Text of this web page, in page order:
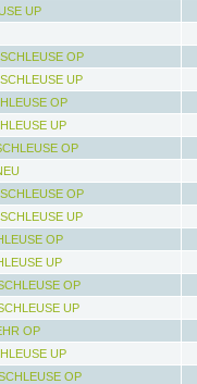
UP
OP
UP
OP
UP
OP
OP
UP
OP
UP
OP
UP
OP
UP
OP